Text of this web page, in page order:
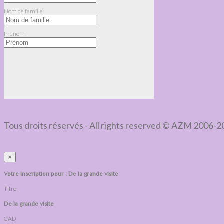
Nom de famille
Prénom
Tous droits réservés - All rights reserved © AZM 2006-
×
Votre inscription pour : De la grande visite
Titre
De la grande visite
CAD